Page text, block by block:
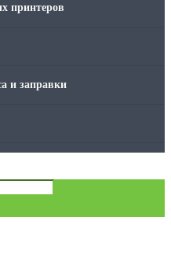
принтеров
и заправки